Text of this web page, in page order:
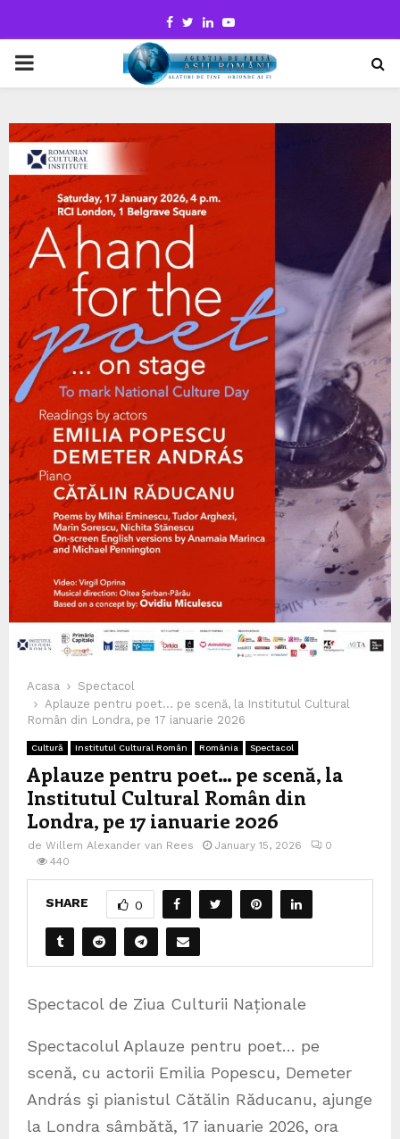
Facebook
TwitterLinkedinYoutube
PRIMARY
Acasa
Spectacol
Aplauze pentru poet… pe scenă, la Institutul Cultural
Român din Londra, pe 17 ianuarie 2026
Cultură Institutul Cultural Român România Spectacol
Aplauze pentru poet… pe scenă, la
Institutul Cultural Român din
Londra, pe 17 ianuarie 2026
de Willem Alexander van Rees January 15, 2026
0
440
SHARE 0
Spectacol de Ziua Culturii Naționale
Spectacolul Aplauze pentru poet… pe
scenă, cu actorii Emilia Popescu, Demeter
András şi pianistul Cătălin Răducanu, ajunge
la Londra sâmbătă, 17 ianuarie 2026, ora